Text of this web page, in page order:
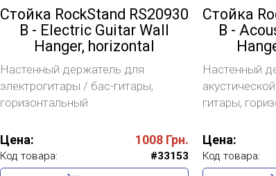
Стойка RockStand RS20930
B - Electric Guitar Wall
Hanger, horizontal
Настенный держатель для
электрогитары / бас-гитары,
горизонтальный
Цена: 1008 Грн.
Код товара: #33153
Стойка
B -
Настенный
гитары,
Цена:
Код товара: